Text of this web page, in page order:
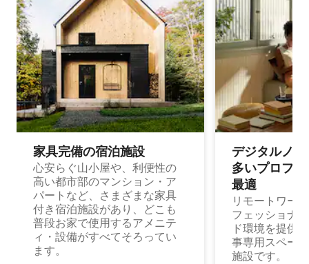
家具完備の宿⁠泊⁠施⁠設
心安らぐ山小屋や、利便性の
高い都市部のマンション・ア
パートなど、さまざまな家具
付き宿泊施設があり、どこも
普段お家で使用するアメニテ
ィ・設備がすべてそろってい
ます。
デジタルノ
多⁠いプ⁠ロ⁠フ⁠
最⁠適
リモートワー
フェッショナ
ド環境を提供
事専用スペー
施設です。